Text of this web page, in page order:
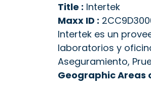
Title : Intertek
Maxx ID :
Intertek es un
laboratorios y
Aseguramiento,
Geographic Areas